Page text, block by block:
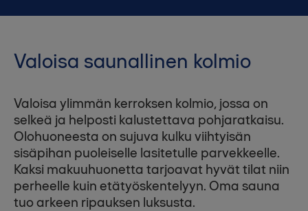
Valoisa saunallinen kolmio
Valoisa ylimmän kerroksen kolmio, jossa on
selkeä ja helposti kalustettava pohjaratkaisu.
Olohuoneesta on sujuva kulku viihtyisän
sisäpihan puoleiselle lasitetulle parvekkeelle.
Kaksi makuuhuonetta tarjoavat hyvät tilat niin
perheelle kuin etätyöskentelyyn. Oma sauna
tuo arkeen ripauksen luksusta.